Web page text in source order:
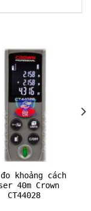
khoảng cách
40m Crown
CT44028